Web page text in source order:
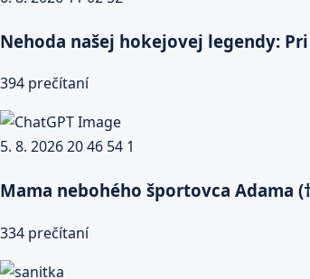
Nehoda našej hokejovej legendy:
394 prečítaní
Mama nebohého športovca Adama
334 prečítaní